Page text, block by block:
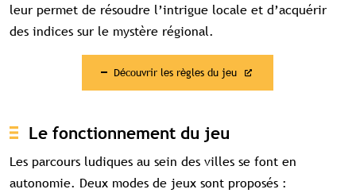
leur permet de résoudre l’intrigue locale et d’acquérir
des indices sur le mystère régional.
Découvrir les règles du jeu
Le fonctionnement du jeu
Les parcours ludiques au sein des villes se font en
autonomie. Deux modes de jeux sont proposés :